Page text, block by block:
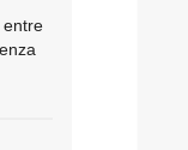
entre